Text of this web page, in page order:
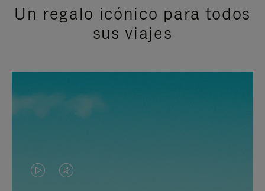
Un regalo icónico para todos
sus viajes
EL
EL